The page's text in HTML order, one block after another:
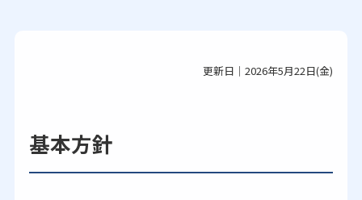
更新日｜2026年5月22日(金)
基本方針